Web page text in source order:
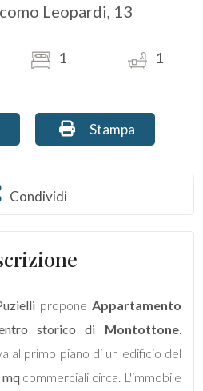
Leopardi, 13
1 1
PU-227 Stampa: Cod. PU-
Stampa
Condividi
Condividi
propone Appartamento
storico di Montottone.
al primo piano di un edificio del
commerciali circa. L'immobile